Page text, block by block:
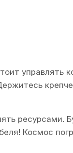
управлять
ресурсами.
Космос